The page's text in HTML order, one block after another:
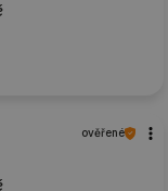
ověřené